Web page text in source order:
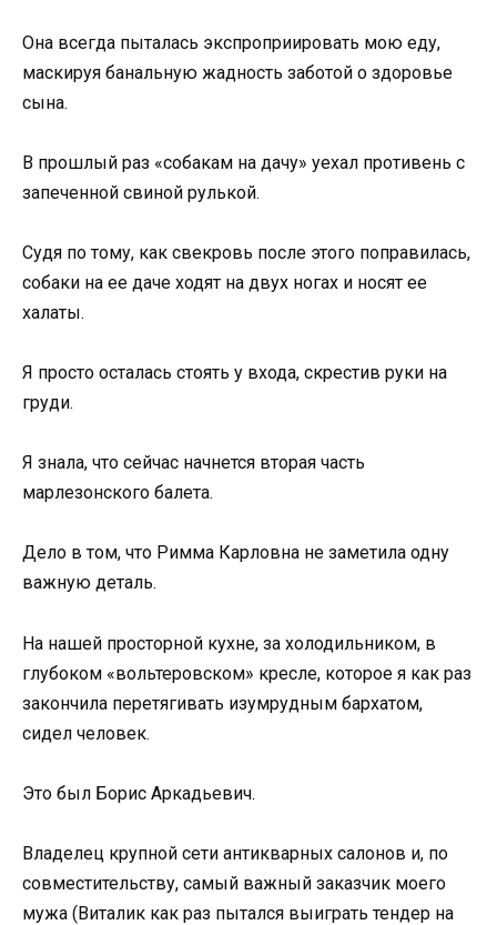
Она всегда пыталась экспроприировать мою еду,
маскируя банальную жадность заботой о здоровье
сына.
В прошлый раз «собакам на дачу» уехал противень с
запеченной свиной рулькой.
Судя по тому, как свекровь после этого поправилась,
собаки на ее даче ходят на двух ногах и носят ее
халаты.
Я просто осталась стоять у входа, скрестив руки на
груди.
Я знала, что сейчас начнется вторая часть
марлезонского балета.
Дело в том, что Римма Карловна не заметила одну
важную деталь.
На нашей просторной кухне, за холодильником, в
глубоком «вольтеровском» кресле, которое я как раз
закончила перетягивать изумрудным бархатом,
сидел человек.
Это был Борис Аркадьевич.
Владелец крупной сети антикварных салонов и, по
совместительству, самый важный заказчик моего
мужа (Виталик как раз пытался выиграть тендер на